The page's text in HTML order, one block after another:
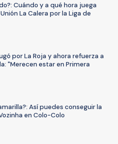
Cuándo y a qué hora juega
La Calera por la Liga de
por La Roja y ahora refuerza a
"Merecen estar en Primera
Así puedes conseguir la
en Colo-Colo